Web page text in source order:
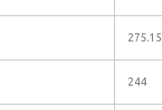
275.15
244